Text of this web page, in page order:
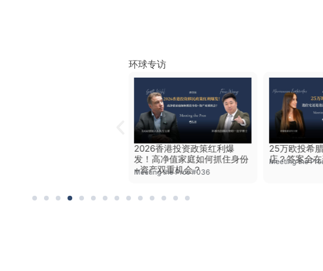
环球专访
2026香港投资政策红利爆
发！高净值家庭如何抓住身份
+资产双重机会？
Meeting the Pros #036
25万欧投希
店？答案全
Meeting the